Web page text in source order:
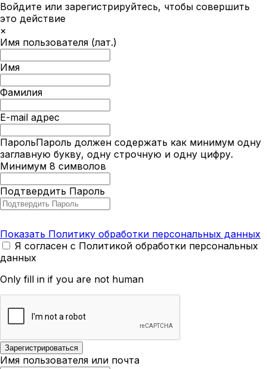
Войдите или зарегистрируйтесь, чтобы совершить
это действие
×
Имя пользователя (лат.)
Имя
Фамилия
E-mail адрес
ПарольПароль должен содержать как минимум одну
заглавную букву, одну строчную и одну цифру.
Минимум 8 символов
Подтвердить Пароль
Показать Политику обработки персональных данных
Я согласен с Политикой обработки персональных
данных
Only fill in if you are not human
Имя пользователя или почта